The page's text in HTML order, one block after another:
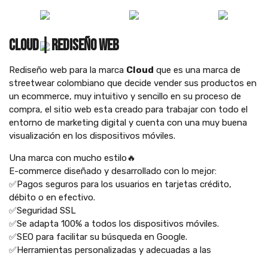
Cloud | Rediseño Web
Rediseño web para la marca Cloud que es una marca de
streetwear colombiano que decide vender sus productos en
un ecommerce, muy intuitivo y sencillo en su proceso de
compra, el sitio web esta creado para trabajar con todo el
entorno de marketing digital y cuenta con una muy buena
visualización en los dispositivos móviles.
Una marca con mucho estilo🔥
E-commerce diseñado y desarrollado con lo mejor:
✅Pagos seguros para los usuarios en tarjetas crédito,
débito o en efectivo.
✅Seguridad SSL
✅Se adapta 100% a todos los dispositivos móviles.
✅SEO para facilitar su búsqueda en Google.
✅Herramientas personalizadas y adecuadas a las